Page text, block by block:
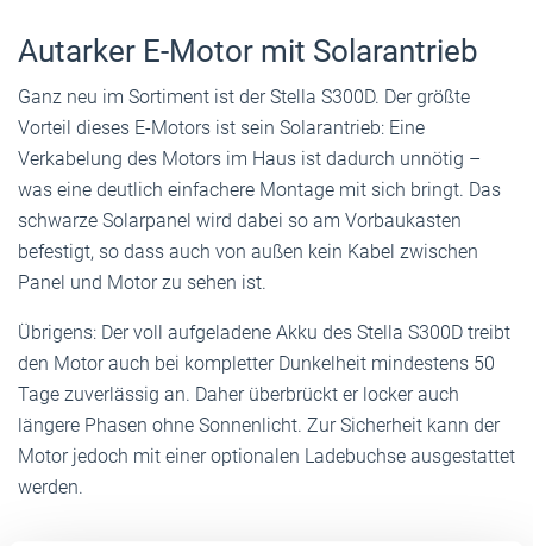
Autarker E-Motor mit Solarantrieb
Ganz neu im Sortiment ist der Stella S300D. Der größte
Vorteil dieses E-Motors ist sein Solarantrieb: Eine
Verkabelung des Motors im Haus ist dadurch unnötig –
was eine deutlich einfachere Montage mit sich bringt. Das
schwarze Solarpanel wird dabei so am Vorbaukasten
befestigt, so dass auch von außen kein Kabel zwischen
Panel und Motor zu sehen ist.
Übrigens: Der voll aufgeladene Akku des Stella S300D treibt
den Motor auch bei kompletter Dunkelheit mindestens 50
Tage zuverlässig an. Daher überbrückt er locker auch
längere Phasen ohne Sonnenlicht. Zur Sicherheit kann der
Motor jedoch mit einer optionalen Ladebuchse ausgestattet
werden.